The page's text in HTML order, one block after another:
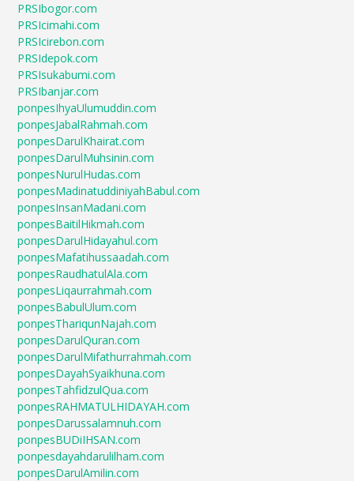
PRSIbogor.com
PRSIcimahi.com
PRSIcirebon.com
PRSIdepok.com
PRSIsukabumi.com
PRSIbanjar.com
ponpesIhyaUlumuddin.com
ponpesJabalRahmah.com
ponpesDarulKhairat.com
ponpesDarulMuhsinin.com
ponpesNurulHudas.com
ponpesMadinatuddiniyahBabul.com
ponpesInsanMadani.com
ponpesBaitilHikmah.com
ponpesDarulHidayahul.com
ponpesMafatihussaadah.com
ponpesRaudhatulAla.com
ponpesLiqaurrahmah.com
ponpesBabulUlum.com
ponpesThariqunNajah.com
ponpesDarulQuran.com
ponpesDarulMifathurrahmah.com
ponpesDayahSyaikhuna.com
ponpesTahfidzulQua.com
ponpesRAHMATULHIDAYAH.com
ponpesDarussalamnuh.com
ponpesBUDiIHSAN.com
ponpesdayahdarulilham.com
ponpesDarulAmilin.com